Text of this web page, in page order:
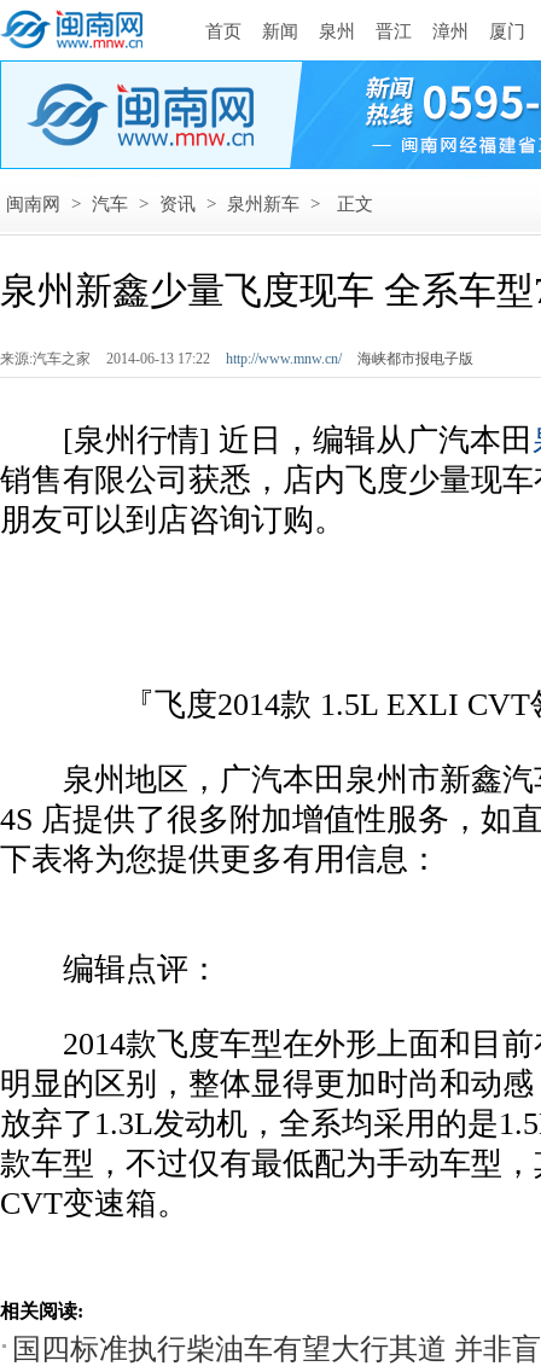
首页 新闻 泉州 晋江 漳州 厦门
闽南网 > 汽车 > 资讯 > 泉州新车 > 正文
泉州新鑫少量飞度现车 全系车型
来源:汽车之家 2014-06-13 17:22 http://www.mnw.cn/ 海峡都市报电子版
[泉州行情] 近日，编辑从广汽本田
销售有限公司获悉，店内飞度少量现
朋友可以到店咨询订购。
『飞度2014款 1.5L EXLI
泉州地区，广汽本田泉州市新鑫汽
4S 店提供了很多附加增值性服务，如
下表将为您提供更多有用信息：
编辑点评：
2014款飞度车型在外形上面和目前
明显的区别，整体显得更加时尚和动
放弃了1.3L发动机，全系均采用的是
款车型，不过仅有最低配为手动车型
CVT变速箱。
相关阅读:
国四标准执行柴油车有望大行其道 并非